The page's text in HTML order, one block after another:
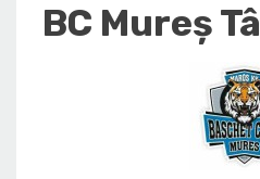
BC Mureș